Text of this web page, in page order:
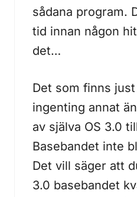
sådana program.
tid innan någon
det…
Det som finns
ingenting annat
av själva OS 3.0
Basebandet inte
Det vill säger att
3.0 basebandet